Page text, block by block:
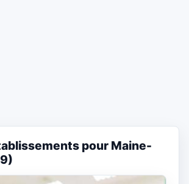
pour Maine-